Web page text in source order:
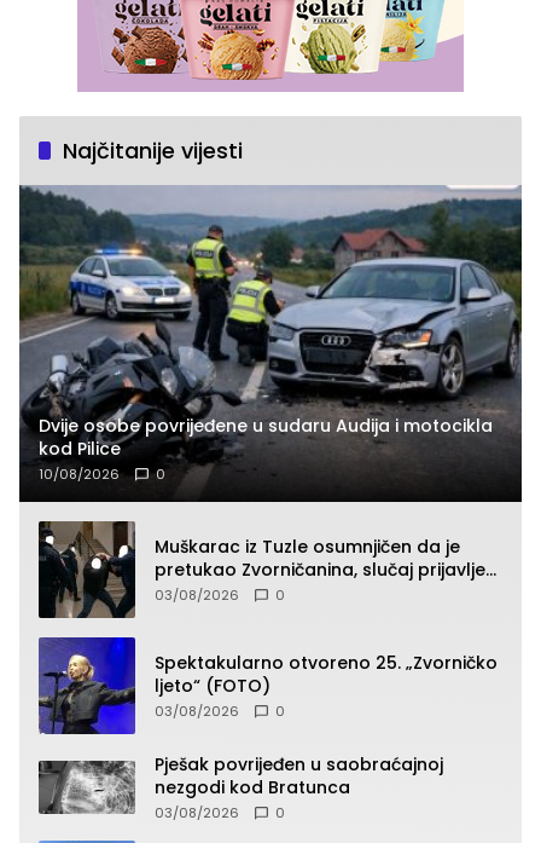
Najčitanije vijesti
Dvije osobe povrijeđene u sudaru Audija i motocikla
kod Pilice
10/08/2026 0
Muškarac iz Tuzle osumnjičen da je
pretukao Zvorničanina, slučaj prijavljen
tužilaštvu
03/08/2026 0
Spektakularno otvoreno 25. „Zvorničko
ljeto“ (FOTO)
03/08/2026 0
Pješak povrijeđen u saobraćajnoj
nezgodi kod Bratunca
03/08/2026 0